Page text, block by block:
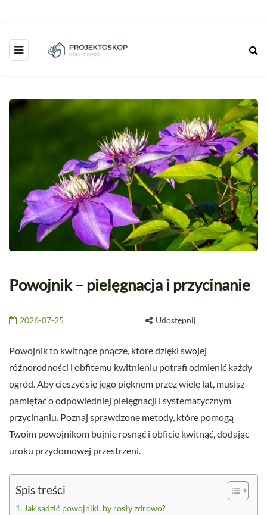
Powojnik – pielęgnacja i przycinanie
2026-07-25 Udostępnij
Powojnik to kwitnące pnącze, które dzięki swojej
różnorodności i obfitemu kwitnieniu potrafi odmienić każdy
ogród. Aby cieszyć się jego pięknem przez wiele lat, musisz
pamiętać o odpowiedniej pielęgnacji i systematycznym
przycinaniu. Poznaj sprawdzone metody, które pomogą
Twoim powojnikom bujnie rosnąć i obficie kwitnąć, dodając
uroku przydomowej przestrzeni.
Spis treści
Jak sadzić powojniki, by rosły zdrowo?